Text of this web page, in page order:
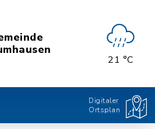
21 °C
Digitaler
Ortsplan